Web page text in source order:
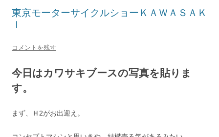
東京モーターサイクルショーＫＡＷＡＳＡＫ
Ｉ
コメントを残す
今日はカワサキブースの写真を貼りま
す。
まず、Ｈ2がお出迎え。